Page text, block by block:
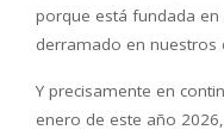
porque está fundada
derramado en nuestros
Y precisamente en
enero de este año